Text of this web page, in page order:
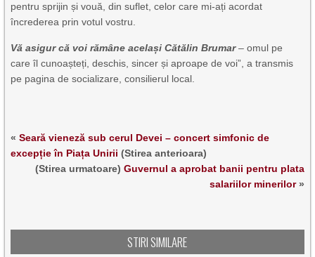
pentru sprijin și vouă, din suflet, celor care mi-ați acordat
încrederea prin votul vostru.
Vă asigur că voi rămâne același Cătălin Brumar – omul pe
care îl cunoașteți, deschis, sincer și aproape de voi”, a transmis
pe pagina de socializare, consilierul local.
«Seară vieneză sub cerul Devei – concert simfonic de
excepție în Piața Unirii (Stirea anterioara)
(Stirea urmatoare) Guvernul a aprobat banii pentru plata
salariilor minerilor»
STIRI SIMILARE